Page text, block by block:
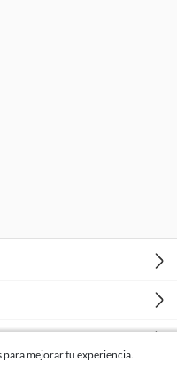
para mejorar tu experiencia.